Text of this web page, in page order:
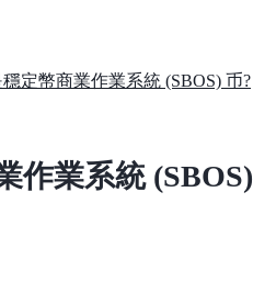
定幣商業作業系統 (SBOS) 币?
作業系統